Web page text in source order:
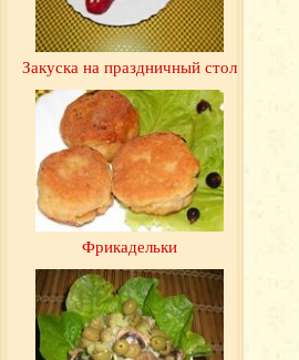
Закуска на праздничный стол
Фрикадельки